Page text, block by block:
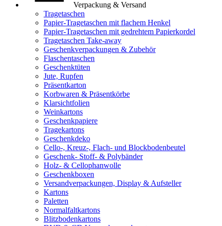
Verpackung & Versand
Tragetaschen
Papier-Tragetaschen mit flachem Henkel
Papier-Tragetaschen mit gedrehtem Papierkordel
Tragetaschen Take-away
Geschenkverpackungen & Zubehör
Flaschentaschen
Geschenktüten
Jute, Rupfen
Präsentkarton
Korbwaren & Präsentkörbe
Klarsichtfolien
Weinkartons
Geschenkpapiere
Tragekartons
Geschenkdeko
Cello-, Kreuz-, Flach- und Blockbodenbeutel
Geschenk- Stoff- & Polybänder
Holz- & Cellophanwolle
Geschenkboxen
Versandverpackungen, Display & Aufsteller
Kartons
Paletten
Normalfaltkartons
Blitzbodenkartons